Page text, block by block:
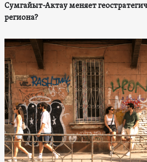
Сумгайыт-Актау меняет
региона?